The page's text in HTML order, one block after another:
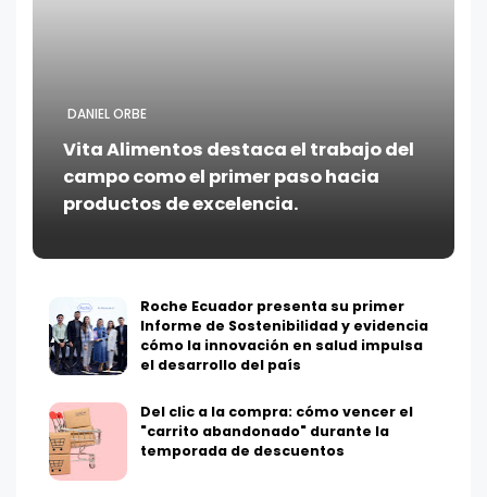
DANIEL ORBE
Vita Alimentos destaca el trabajo del
campo como el primer paso hacia
productos de excelencia.
Roche Ecuador presenta su primer
Informe de Sostenibilidad y evidencia
cómo la innovación en salud impulsa
el desarrollo del país
Del clic a la compra: cómo vencer el
"carrito abandonado" durante la
temporada de descuentos